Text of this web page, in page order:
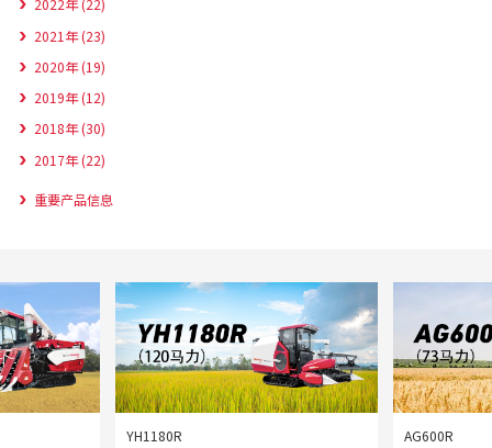
2022年 (22)
2021年 (23)
2020年 (19)
2019年 (12)
2018年 (30)
2017年 (22)
重要产品信息
YH1180R AG600R